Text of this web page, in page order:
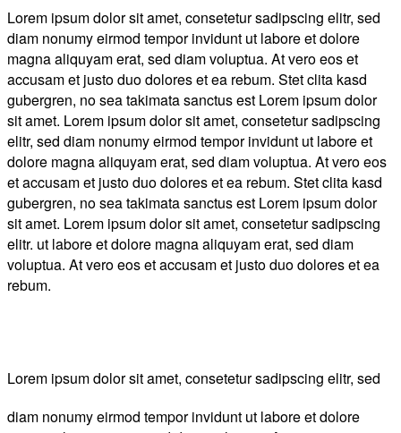
Lorem ipsum dolor sit amet, consetetur sadipscing elitr, sed
diam nonumy eirmod tempor invidunt ut labore et dolore
magna aliquyam erat, sed diam voluptua. At vero eos et
accusam et justo duo dolores et ea rebum. Stet clita kasd
gubergren, no sea takimata sanctus est Lorem ipsum dolor
sit amet. Lorem ipsum dolor sit amet, consetetur sadipscing
elitr, sed diam nonumy eirmod tempor invidunt ut labore et
dolore magna aliquyam erat, sed diam voluptua. At vero eos
et accusam et justo duo dolores et ea rebum. Stet clita kasd
gubergren, no sea takimata sanctus est Lorem ipsum dolor
sit amet. Lorem ipsum dolor sit amet, consetetur sadipscing
elitr. ut labore et dolore magna aliquyam erat, sed diam
voluptua. At vero eos et accusam et justo duo dolores et ea
rebum.
Lorem ipsum dolor sit amet, consetetur sadipscing elitr, sed
diam nonumy eirmod tempor invidunt ut labore et dolore